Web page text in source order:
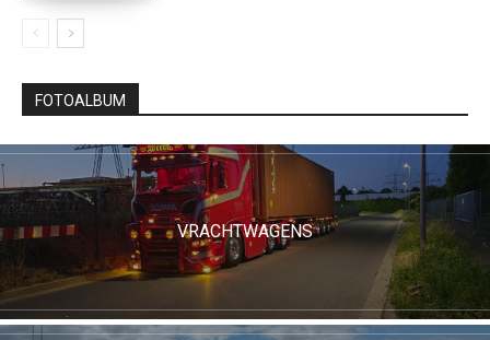
FOTOALBUM
VRACHTWAGENS